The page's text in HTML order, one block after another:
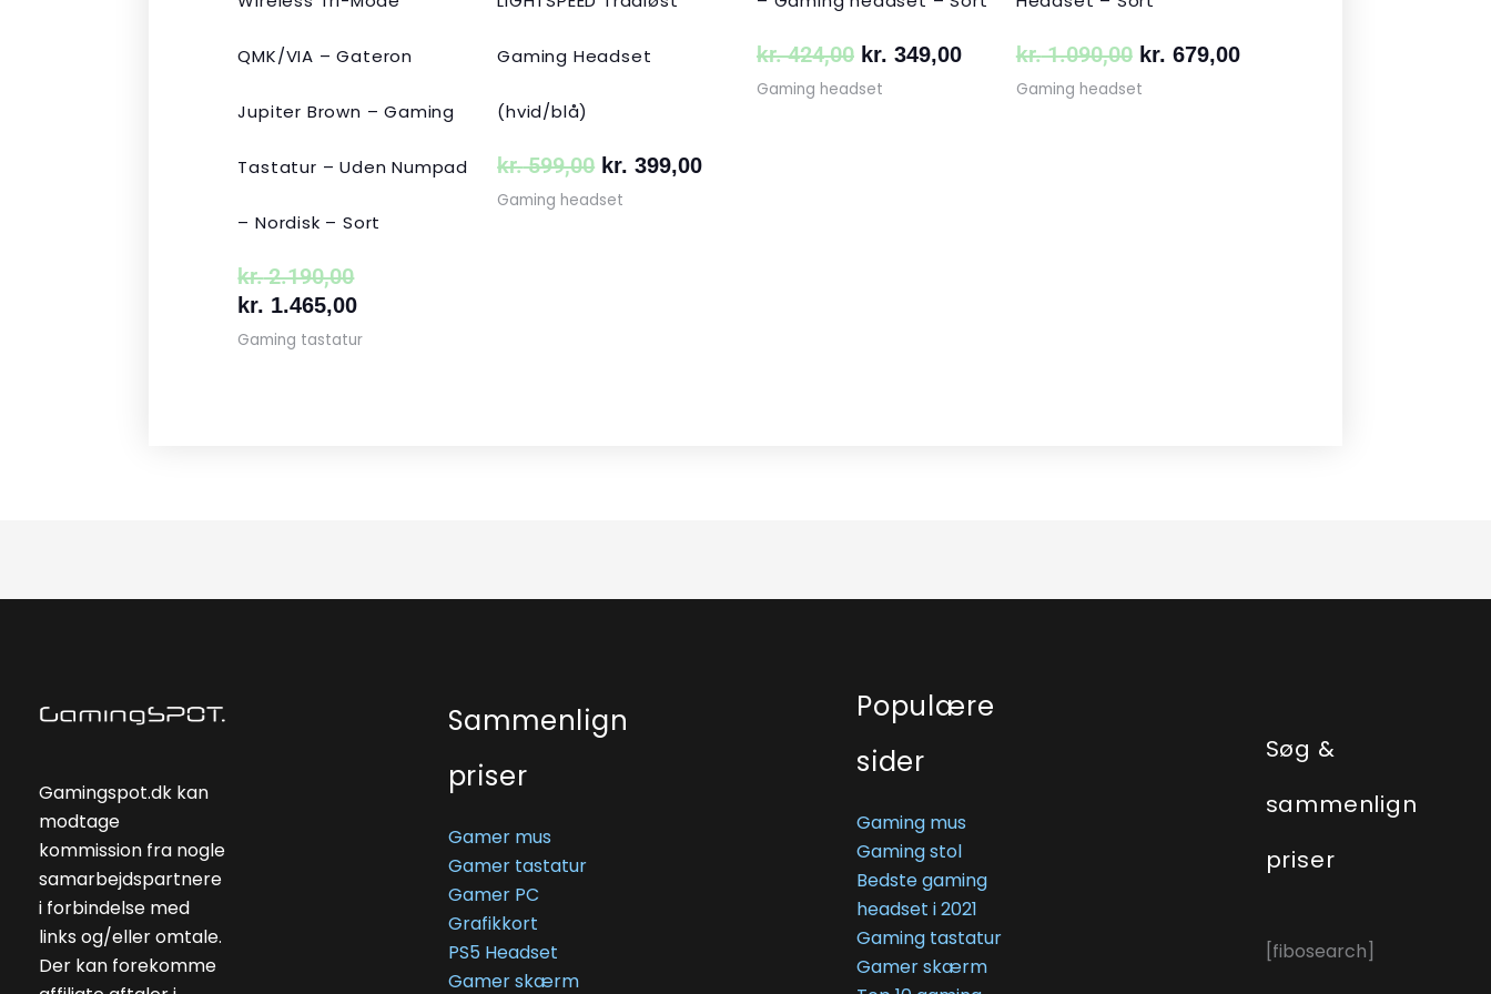
QMK/VIA – Gateron
Jupiter Brown – Gaming
Tastatur – Uden Numpad
– Nordisk – Sort
kr.2.190,00
kr. 1.465,00
Gaming tastatur
Gaming Headset
(hvid/blå)
kr.599,00 kr. 399,00
Gaming headset
kr.424,00 kr. 349,00
Gaming headset
kr.1.090,00 kr. 679,00
Gaming headset
Gamingspot.dk kan
modtage
kommission fra nogle
samarbejdspartnere
i forbindelse med
links og/eller omtale.
Der kan forekomme
Sammenlign
priser
Gamer mus
Gamer tastatur
Gamer PC
Grafikkort
PS5 Headset
Gamer skærm
Populære
sider
Gaming mus
Gaming stol
Bedste gaming
headset i 2021
Gaming tastatur
Gamer skærm
Søg &
sammenlign
priser
[fibosearch]